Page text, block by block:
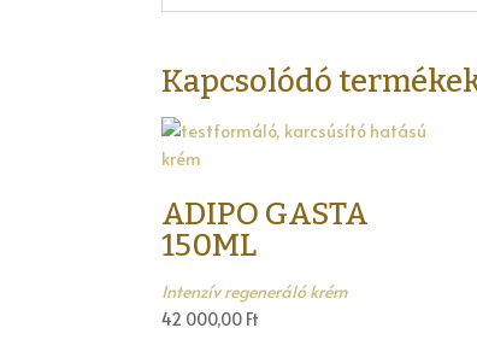
Kapcsolódó
ADIPO GASTA
150ML
Intenzív regeneráló krém
42 000,00 Ft